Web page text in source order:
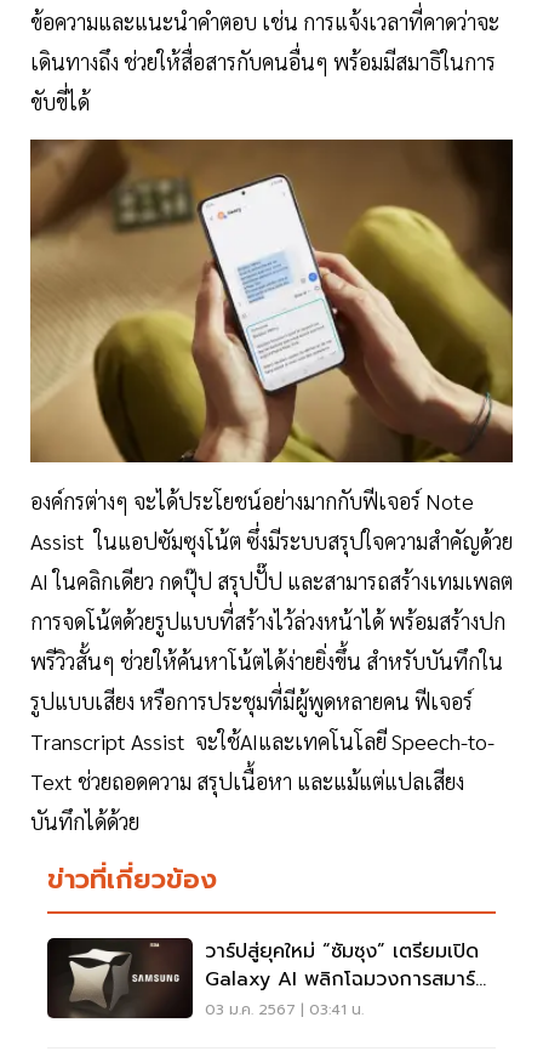
ข้อความและแนะนำคำตอบ เช่น การแจ้งเวลาที่คาดว่าจะ
เดินทางถึง ช่วยให้สื่อสารกับคนอื่นๆ พร้อมมีสมาธิในการ
ขับขี่ได้
องค์กรต่างๆ จะได้ประโยชน์อย่างมากกับฟีเจอร์ Note
Assist ในแอปซัมซุงโน้ต ซึ่งมีระบบสรุปใจความสำคัญด้วย
AI ในคลิกเดียว กดปุ๊ป สรุปปั๊ป และสามารถสร้างเทมเพลต
การจดโน้ตด้วยรูปแบบที่สร้างไว้ล่วงหน้าได้ พร้อมสร้างปก
พรีวิวสั้นๆ ช่วยให้ค้นหาโน้ตได้ง่ายยิ่งขึ้น สำหรับบันทึกใน
รูปแบบเสียง หรือการประชุมที่มีผู้พูดหลายคน ฟีเจอร์
Transcript Assist จะใช้AIและเทคโนโลยี Speech-to-
Text ช่วยถอดความ สรุปเนื้อหา และแม้แต่แปลเสียง
บันทึกได้ด้วย
ข่าวที่เกี่ยวข้อง
วาร์ปสู่ยุคใหม่ “ซัมซุง” เตรียมเปิด
Galaxy AI พลิกโฉมวงการสมาร์ท
โฟน
03 ม.ค. 2567 | 03:41 น.